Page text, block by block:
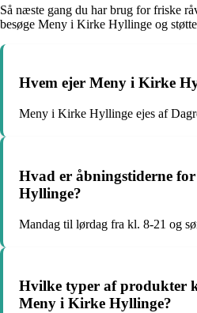
Så næste gang du har brug for friske
besøge Meny i Kirke Hyllinge og
Hvem ejer Meny i Kirke
Meny i Kirke Hyllinge ejes af
Hvad er åbningstiderne
Hyllinge?
Mandag til lørdag fra kl. 8-21 og
Hvilke typer af produkter
Meny i Kirke Hyllinge?